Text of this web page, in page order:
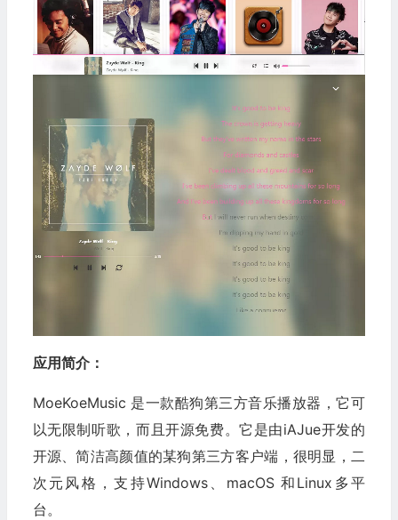
应用简介：
MoeKoeMusic 是一款酷狗第三方音乐播放器，它可
以无限制听歌，而且开源免费。它是由iAJue开发的
开源、简洁高颜值的某狗第三方客户端，很明显，二
次元风格，支持Windows、macOS 和Linux多平
台。